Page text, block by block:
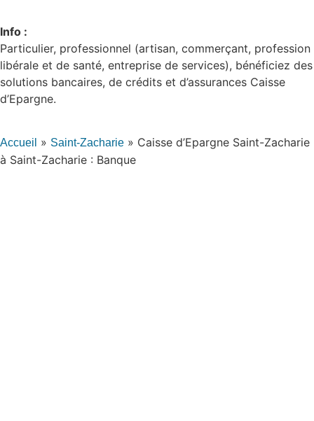
Info :
Particulier, professionnel (artisan, commerçant, profession
libérale et de santé, entreprise de services), bénéficiez des
solutions bancaires, de crédits et d’assurances Caisse
d’Epargne.
Accueil » Saint-Zacharie » Caisse d’Epargne Saint-Zacharie
à Saint-Zacharie : Banque